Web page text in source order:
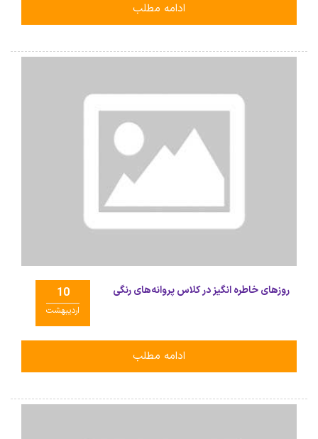
ادامه مطلب
10
اردیبهشت
روزهای خاطره انگیز در کلاس پروانه‌های رنگی
ادامه مطلب